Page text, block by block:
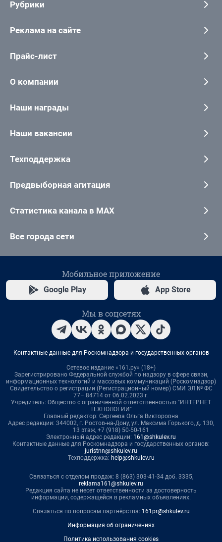
Рубрики
Реклама на сайте
Прайс-лист
О компании
Наши награды
Наши вакансии
Техподдержка
Предвыборная агитация
Статистика канала в MAX
Все города сети
Мобильное приложение
Google Play App Store
Мы в соцсетях
Контактные данные для Роскомнадзора и государственных органов
Сетевое издание «161.ру» (18+)
Зарегистрировано Федеральной службой по надзору в сфере связи,
информационных технологий и массовых коммуникаций (Роскомнадзор)
Свидетельство о регистрации (Регистрационный номер) СМИ ЭЛ № ФС
77– 84714 от 06.02.2023 г.
Учредитель: Общество с ограниченной ответственностью "ИНТЕРНЕТ
ТЕХНОЛОГИИ"
Главный редактор: Сергеева Ольга Викторовна
Адрес редакции: 344002, г. Ростов-на-Дону, ул. Максима Горького, д. 130,
13 этаж, +7 (918) 50-50-161
Электронный адрес редакции: 161@shkulev.ru
Контактные данные для Роскомнадзора и государственных органов:
juristnn@shkulev.ru
Техподдержка: help@shkulev.ru
Связаться с отделом продаж: 8 (863) 303-41-34 доб. 3335,
reklama161@shkulev.ru
Редакция сайта не несет ответственности за достоверность
информации, содержащейся в рекламных объявлениях.
Связаться по вопросам партнёрства: 161pr@shkulev.ru
Информация об ограничениях
Политика использования cookies